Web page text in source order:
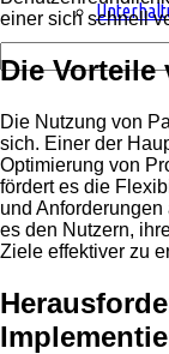
einer sich schnell
Die Vorteile
Die Nutzung von
sich. Einer der
Optimierung von
fördert es die
und
es den Nutzern,
Ziele effektiver zu